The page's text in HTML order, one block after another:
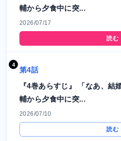
輔から夕食中に突...
2026/07/17
読む
第4話
『4巻あらすじ』 「なあ、結
輔から夕食中に突...
2026/07/10
読む